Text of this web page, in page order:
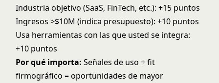
Industria objetivo (SaaS, FinTech, etc.): +15 puntos
Ingresos >$10M (indica presupuesto): +10 puntos
Usa herramientas con las que usted se integra:
+10 puntos
Por qué importa: Señales de uso + fit
firmográfico = oportunidades de mayor